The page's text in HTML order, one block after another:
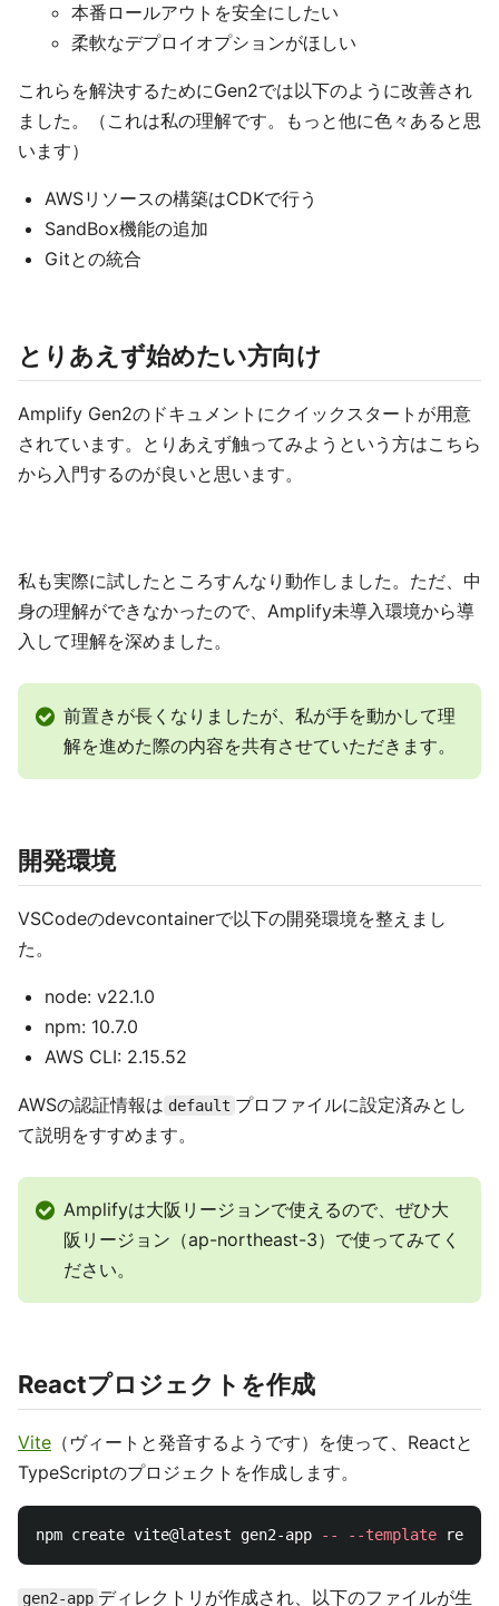
本番ロールアウトを安全にしたい
柔軟なデプロイオプションがほしい
これらを解決するためにGen2では以下のように改善され
ました。（これは私の理解です。もっと他に色々あると思
います）
AWSリソースの構築はCDKで行う
SandBox機能の追加
Gitとの統合
とりあえず始めたい方向け
Amplify Gen2のドキュメントにクイックスタートが用意
されています。とりあえず触ってみようという方はこちら
から入門するのが良いと思います。
私も実際に試したところすんなり動作しました。ただ、中
身の理解ができなかったので、Amplify未導入環境から導
入して理解を深めました。
前置きが長くなりましたが、私が手を動かして理
解を進めた際の内容を共有させていただきます。
開発環境
VSCodeのdevcontainerで以下の開発環境を整えまし
た。
node: v22.1.0
npm: 10.7.0
AWS CLI: 2.15.52
AWSの認証情報は default プロファイルに設定済みとし
て説明をすすめます。
Amplifyは大阪リージョンで使えるので、ぜひ大
阪リージョン（ap-northeast-3）で使ってみてく
ださい。
Reactプロジェクトを作成
Vite （ヴィートと発音するようです）を使って、Reactと
TypeScriptのプロジェクトを作成します。
npm create vite@latest gen2-app -- --template
gen2-app ディレクトリが作成され、以下のファイルが生